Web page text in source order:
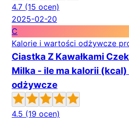
4.7 (15 ocen)
2025-02-20
C
Kalorie i wartości odżywcze
Ciastka Z Kawałkami
Milka - ile ma kalorii
odżywcze
4.5 (19 ocen)